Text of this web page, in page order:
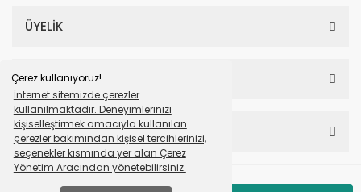
Çerez kullanıyoruz!
İnternet sitemizde çerezler
kullanılmaktadır. Deneyimlerinizi
kişiselleştirmek amacıyla kullanılan
çerezler bakımından kişisel tercihlerinizi,
seçenekler kısmında yer alan Çerez
Yönetim Aracından yönetebilirsiniz.
ÜYELİK
SAYFALAR
HESABIM